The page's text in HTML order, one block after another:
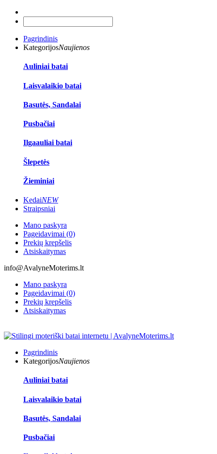
Pagrindinis
KategorijosNaujienos
Auliniai batai
Laisvalaikio batai
Basutės, Sandalai
Pusbačiai
Ilgaauliai batai
Šlepetės
Žieminiai
KedaiNEW
Straipsniai
Mano paskyra
Pageidavimai (0)
Prekių krepšelis
Atsiskaitymas
info@AvalyneMoterims.lt
Mano paskyra
Pageidavimai (0)
Prekių krepšelis
Atsiskaitymas
Pagrindinis
KategorijosNaujienos
Auliniai batai
Laisvalaikio batai
Basutės, Sandalai
Pusbačiai